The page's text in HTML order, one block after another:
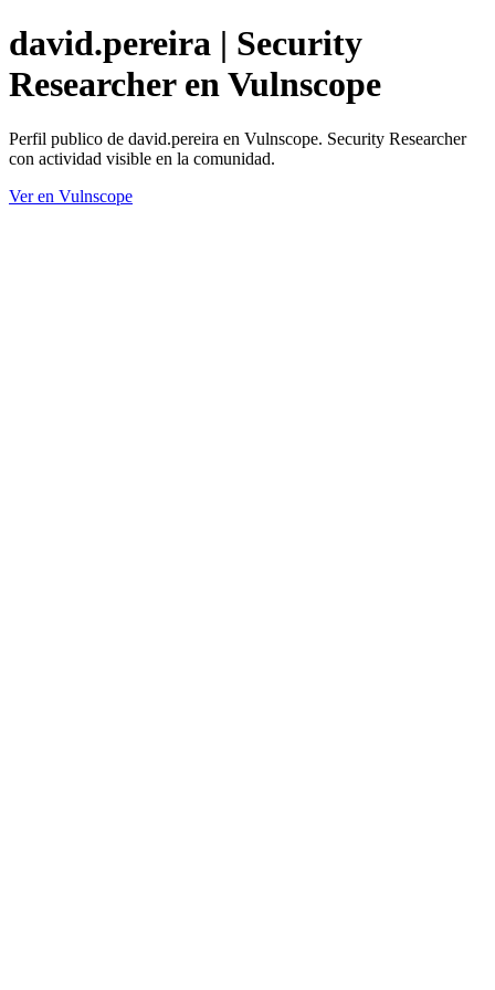
david.pereira | Security
Researcher en Vulnscope
Perfil publico de david.pereira en Vulnscope. Security Researcher
con actividad visible en la comunidad.
Ver en Vulnscope